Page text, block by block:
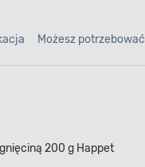
Możesz potrzebować
200 g Happet